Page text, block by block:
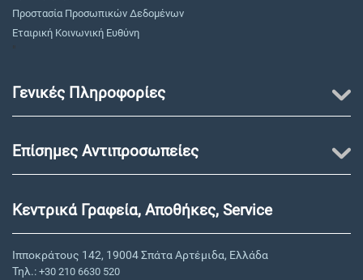
Προστασία Προσωπικών Δεδομένων
Εταιρική Κοινωνική Ευθύνη
"
Γενικές Πληροφορίες
Επίσημες Αντιπροσωπείες
Κεντρικά Γραφεία, Αποθήκες, Service
Ιπποκράτους 142, 19004 Σπάτα Αρτέμιδα, Ελλάδα
Τηλ.: +30 210 6630 520